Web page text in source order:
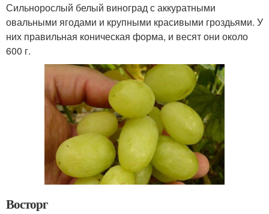
Сильнорослый белый виноград с аккуратными
овальными ягодами и крупными красивыми гроздьями. У
них правильная коническая форма, и весят они около
600 г.
Восторг